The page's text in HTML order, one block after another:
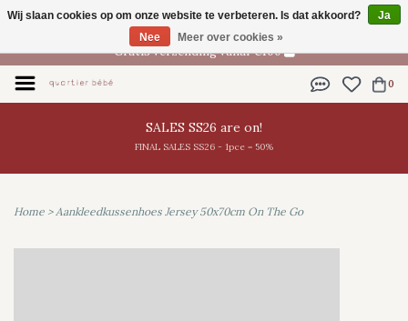
NL
Gratis verzending vanaf €100
0
SALES SS26 are on!
FINAL SALES SS26 - 1pce = 50%
Home >Aankleedkussenhoes Jersey 50x70cm On The Go
Wij slaan cookies op om onze website te verbeteren. Is dat akkoord?
Ja
Nee
Meer over cookies »